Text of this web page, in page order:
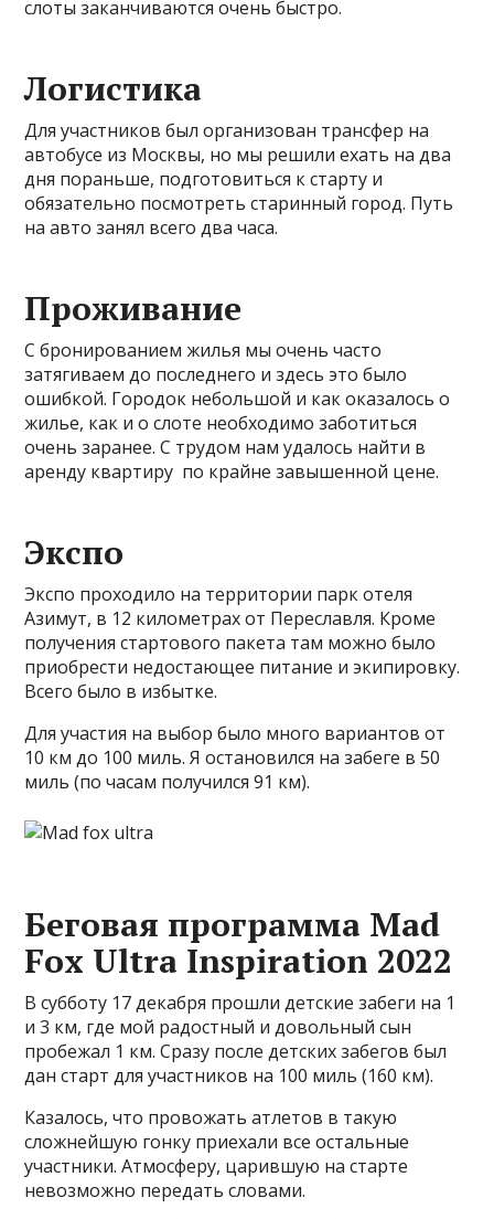
слоты заканчиваются очень быстро.
Логистика
Для участников был организован трансфер на
автобусе из Москвы, но мы решили ехать на два
дня пораньше, подготовиться к старту и
обязательно посмотреть старинный город. Путь
на авто занял всего два часа.
Проживание
С бронированием жилья мы очень часто
затягиваем до последнего и здесь это было
ошибкой. Городок небольшой и как оказалось о
жилье, как и о слоте необходимо заботиться
очень заранее. С трудом нам удалось найти в
аренду квартиру по крайне завышенной цене.
Экспо
Экспо проходило на территории парк отеля
Азимут, в 12 километрах от Переславля. Кроме
получения стартового пакета там можно было
приобрести недостающее питание и экипировку.
Всего было в избытке.
Для участия на выбор было много вариантов от
10 км до 100 миль. Я остановился на забеге в 50
миль (по часам получился 91 км).
Беговая программа Mad
Fox Ultra Inspiration 2022
В субботу 17 декабря прошли детские забеги на 1
и 3 км, где мой радостный и довольный сын
пробежал 1 км. Сразу после детских забегов был
дан старт для участников на 100 миль (160 км).
Казалось, что провожать атлетов в такую
сложнейшую гонку приехали все остальные
участники. Атмосферу, царившую на старте
невозможно передать словами.